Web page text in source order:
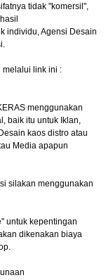
tidak "komersil",
individu, Agensi Desain
melalui link ini :
menggunakan
baik itu untuk Iklan,
kaos distro atau
Media apapun
silakan menggunakan
untuk kepentingan
dikenakan biaya